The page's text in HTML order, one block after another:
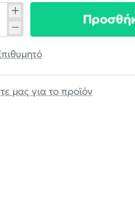
μας για το προϊόν